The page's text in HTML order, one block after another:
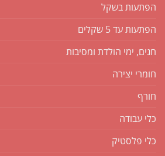
הפתעות בשקל
הפתעות עד 5 שקלים
חגים, ימי הולדת ומסיבות
חומרי יצירה
חורף
כלי עבודה
כלי פלסטיק